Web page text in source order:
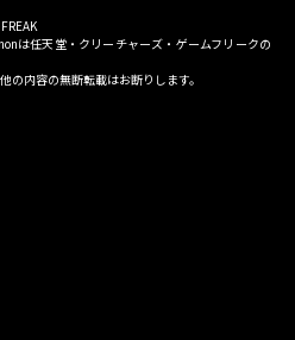
は任天堂・クリーチャーズ・ゲームフリークの
の内容の無断転載はお断りします。